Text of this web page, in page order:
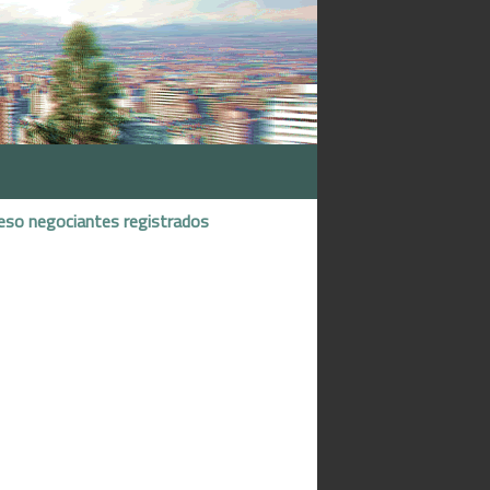
negociantes registrados